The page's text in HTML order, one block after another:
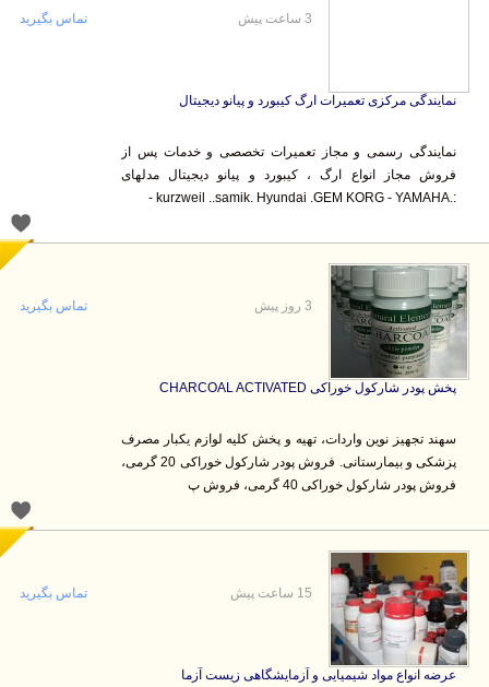
نمایندگی مرکزی تعمیرات ارگ کیبورد و پیانو دیجیتال
نمایندگی رسمی و مجاز تعمیرات تخصصی و خدمات پس از
فروش مجاز انواع ارگ ، کیبورد و پیانو دیجیتال مدلهای
تماس بگیرید
پخش پودر شارکول خوراکی CHARCOAL ACTIVATED
سهند تجهیز نوین واردات، تهیه و پخش کلیه لوازم یکبار مصرف
پزشکی و بیمارستانی. فروش پودر شارکول خوراکی 20 گرمی،
فروش پودر شارکول خوراکی 40 گرمی، فروش پ
تماس بگیرید
عرضه انواع مواد شیمیایی و آزمایشگاهی زیست آزما
15 ساعت پیش تماس بگیرید